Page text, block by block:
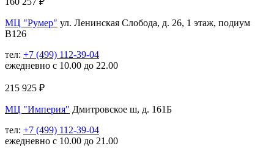
МЦ "Румер" ул. Ленинская Слобода, д. 26, 1 этаж, подиум
В126
тел: +7 (499) 112-39-04
ежедневно с 10.00 до 22.00
215 925 ₽
МЦ "Империя" Дмитровское ш, д. 161Б
тел: +7 (499) 112-39-04
ежедневно с 10.00 до 21.00